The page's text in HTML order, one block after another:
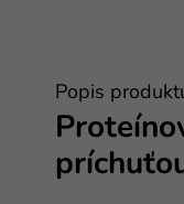
Popis